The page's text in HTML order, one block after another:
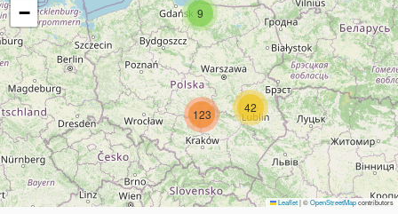
9
42
123
−
Leaflet|©OpenStreetMapcontributors